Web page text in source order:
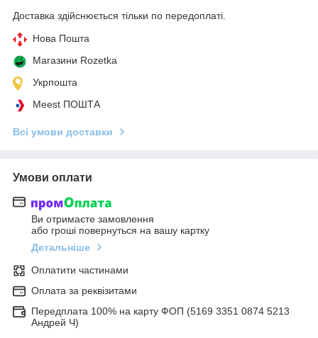
Доставка здійснюється тільки по передоплаті.
Нова Пошта
Магазини Rozetka
Укрпошта
Meest ПОШТА
Всі умови доставки
Умови оплати
Ви отримаєте замовлення
або гроші повернуться на вашу картку
Детальніше
Оплатити частинами
Оплата за реквізитами
Передплата 100% на карту ФОП (5169 3351 0874 5213
Андрей Ч)